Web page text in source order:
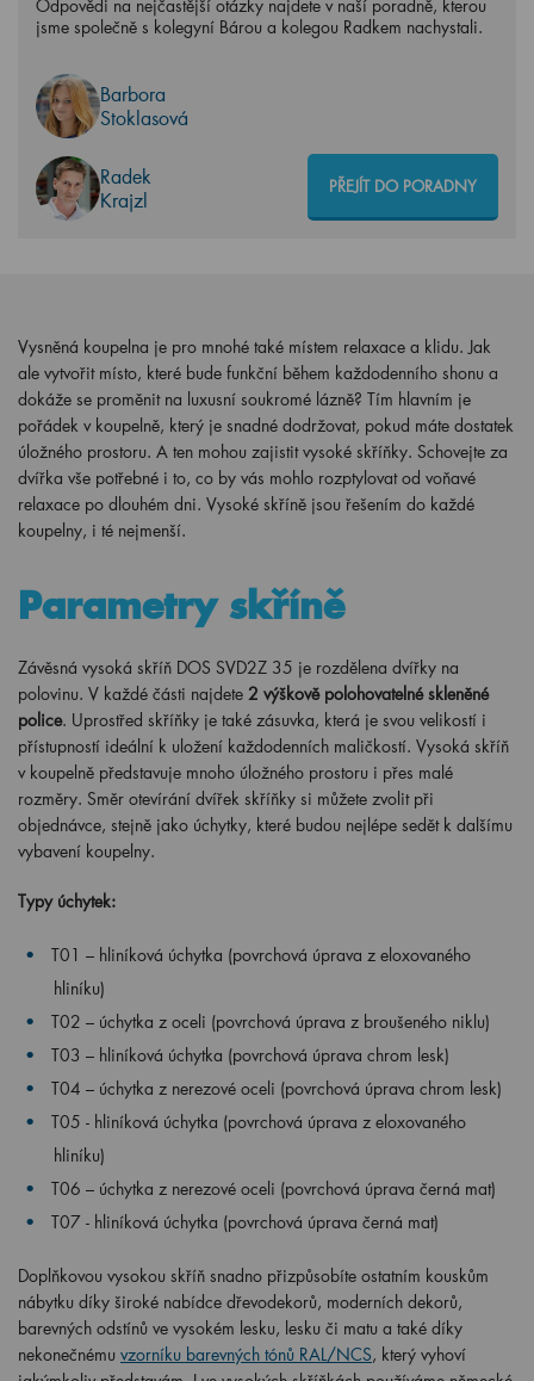
Odpovědi na nejčastější otázky najdete v naší poradně, kterou
jsme společně s kolegyní Bárou a kolegou Radkem nachystali.
Barbora
Stoklasová
Radek
Krajzl
PŘEJÍT DO PORADNY
Vysněná koupelna je pro mnohé také místem relaxace a klidu. Jak
ale vytvořit místo, které bude funkční během každodenního shonu a
dokáže se proměnit na luxusní soukromé lázně? Tím hlavním je
pořádek v koupelně, který je snadné dodržovat, pokud máte dostatek
úložného prostoru. A ten mohou zajistit vysoké skříňky. Schovejte za
dvířka vše potřebné i to, co by vás mohlo rozptylovat od voňavé
relaxace po dlouhém dni. Vysoké skříně jsou řešením do každé
koupelny, i té nejmenší.
Parametry skříně
Závěsná vysoká skříň DOS SVD2Z 35 je rozdělena dvířky na
polovinu. V každé části najdete 2 výškově polohovatelné skleněné
police. Uprostřed skříňky je také zásuvka, která je svou velikostí i
přístupností ideální k uložení každodenních maličkostí. Vysoká skříň
v koupelně představuje mnoho úložného prostoru i přes malé
rozměry. Směr otevírání dvířek skříňky si můžete zvolit při
objednávce, stejně jako úchytky, které budou nejlépe sedět k dalšímu
vybavení koupelny.
Typy úchytek:
T01 – hliníková úchytka (povrchová úprava z eloxovaného
hliníku)
T02 – úchytka z oceli (povrchová úprava z broušeného niklu)
T03 – hliníková úchytka (povrchová úprava chrom lesk)
T04 – úchytka z nerezové oceli (povrchová úprava chrom lesk)
T05 - hliníková úchytka (povrchová úprava z eloxovaného
hliníku)
T06 – úchytka z nerezové oceli (povrchová úprava černá mat)
T07 - hliníková úchytka (povrchová úprava černá mat)
Doplňkovou vysokou skříň snadno přizpůsobíte ostatním kouskům
nábytku díky široké nabídce dřevodekorů, moderních dekorů,
barevných odstínů ve vysokém lesku, lesku či matu a také díky
nekonečnému vzorníku barevných tónů RAL/NCS, který vyhoví